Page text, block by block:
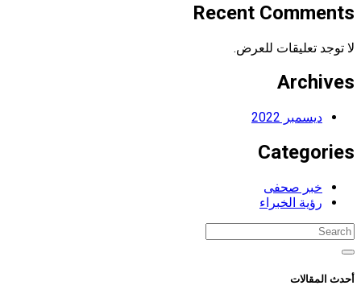
Recent Comments
لا توجد تعليقات للعرض.
Archives
ديسمبر 2022
Categories
خبر صحفى
رؤية الخبراء
أحدث المقالات